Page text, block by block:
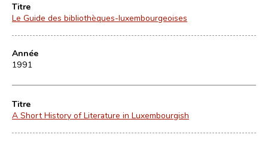
Titre
Le Guide des bibliothèques-luxembourgeoises
Année
1991
Titre
A Short History of Literature in Luxembourgish